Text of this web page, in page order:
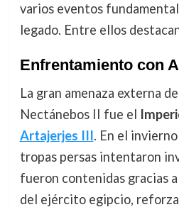
varios eventos
legado. Entre ellos
Enfrentamiento con
La gran amenaza externa
Nectánebos II fue el
Artajerjes III. En el
tropas persas intentaron
fueron contenidas gracias
del ejército egipcio,